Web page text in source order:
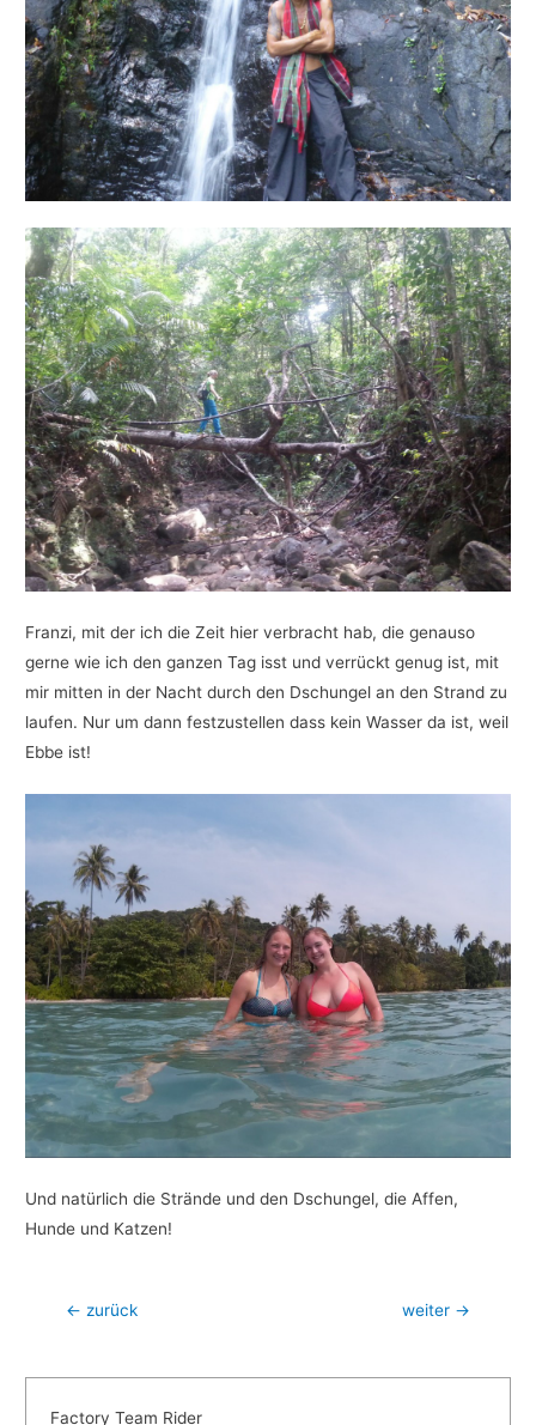
Franzi, mit der ich die Zeit hier verbracht hab, die genauso
gerne wie ich den ganzen Tag isst und verrückt genug ist, mit
mir mitten in der Nacht durch den Dschungel an den Strand zu
laufen. Nur um dann festzustellen dass kein Wasser da ist, weil
Ebbe ist!
Und natürlich die Strände und den Dschungel, die Affen,
Hunde und Katzen!
Beitragsnavigation
← zurück weiter →
Factory Team Rider